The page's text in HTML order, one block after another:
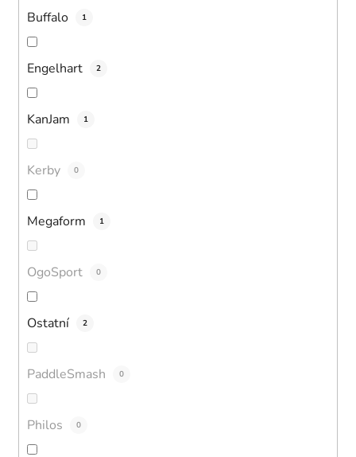
Buffalo 1
Engelhart 2
KanJam 1
Kerby 0
Megaform 1
OgoSport 0
Ostatní 2
PaddleSmash 0
Philos 0